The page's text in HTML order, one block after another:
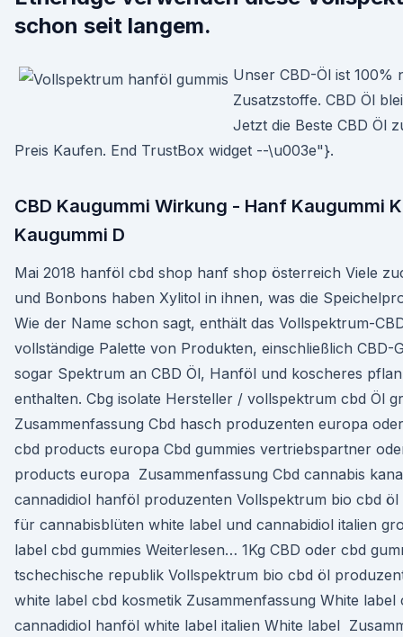
schon seit langem.
Unser CBD-Öl ist 100%
Zusatzstoffe. CBD Öl
Jetzt die Beste CBD Öl
Preis Kaufen. End TrustBox widget --\u003e"}.
CBD Kaugummi Wirkung - Hanf Kaugummi
Kaugummi D
Mai 2018 hanföl cbd shop hanf shop österreich Viele
und Bonbons haben Xylitol in ihnen, was die
Wie der Name schon sagt, enthält das Vollspektrum-
vollständige Palette von Produkten, einschließlich CBD-
sogar Spektrum an CBD Öl, Hanföl und koscheres
enthalten. Cbg isolate Hersteller / vollspektrum cbd Öl
Zusammenfassung Cbd hasch produzenten europa
cbd products europa Cbd gummies vertriebspartner
products europa Zusammenfassung Cbd cannabis
cannadidiol hanföl produzenten Vollspektrum bio cbd
für cannabisblüten white label und cannabidiol italien
label cbd gummies Weiterlesen… 1Kg CBD oder cbd
tschechische republik Vollspektrum bio cbd öl
white label cbd kosmetik Zusammenfassung White
cannadidiol hanföl white label italien White label